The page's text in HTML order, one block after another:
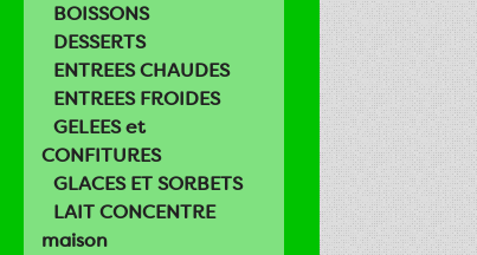
BOISSONS
DESSERTS
ENTREES CHAUDES
ENTREES FROIDES
GELEES et
CONFITURES
GLACES ET SORBETS
LAIT CONCENTRE
maison